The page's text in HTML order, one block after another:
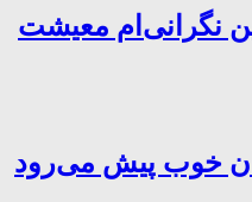
نگرانی‌ام معیشت
خوب پیش می‌رود